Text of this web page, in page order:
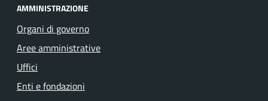
AMMINISTRAZIONE
Organi di governo
Aree amministrative
Uffici
Enti e fondazioni